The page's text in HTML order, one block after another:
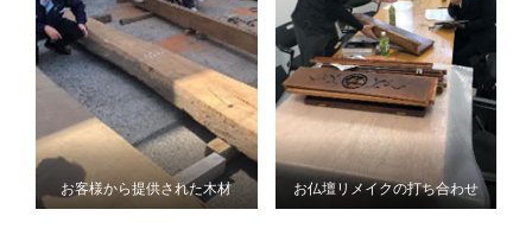
お客様から提供された木材 お仏壇リメイクの打ち合わせ